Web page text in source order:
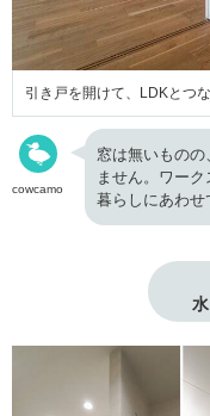
引き戸を開けて、LDKとつ
cowcamo
窓は無いもの
ません。ワーク
暮らしにあわせ